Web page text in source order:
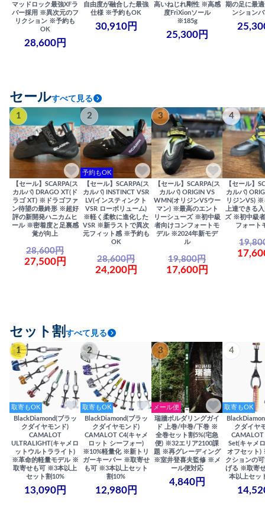
マッドロック最強XFラ
バー採用 ※異次元のフ
リクション ※予約も
OK
28,600円
自由度が融合した最強
仕様 ※予約もOK
30,910円
高いねじれ剛性 ※高感
度FriXionソール
※185g
25,300円
期の足に最
ンション
セールすべて見る
1
【セール】SCARPA(ス
カルパ) DRAGO XT(ド
ラゴ XT) ※ドラゴファ
ン待望の最終形 ※超好
評の新開発ハニカムヒ
ール ※密着度と足裏感
覚が向上
28,600円
27,500円
2
予約もOK
【セール】SCARPA(ス
カルパ) INSTINCT VSR
LV(インスティンクト
VSR ローボリューム)
※軽く柔軟に進化した
VSR ※新ラストで異次
元フィット感 ※予約も
OK
28,600円
24,200円
3
【セール】SCARPA(ス
カルパ) ORIGIN VS
WMN(オリジンVSウー
マン) ※最高のエント
リーシューズ ※初中級
者向けコンフォートモ
デル ※2024年新モデ
ル
19,800円
17,600円
4
【セール】
カルパ)
リジンVS) ※
上達できる
ズ ※初中級
フォート
セット割 すべて見る
1
取寄もOK
BlackDiamond(ブラッ
クダイヤモンド)
CAMALOT
ULTRALIGHT(キャメロ
ットウルトラライト)
※革命的軽量モデル ※
取寄せも可 ※3本以上
セット割10%
13,090円
2
取寄もOK
BlackDiamond(ブラッ
クダイヤモンド)
CAMALOT C4(キャメ
ロット シーフォー)
※10%軽量化 ※新トリ
ガーキーパー ※取寄せ
も可 ※3本以上セット
割10%
12,980円
3
メール便
瑞牆ボルダリングガイ
ド 上巻/中巻/下巻 ※
全巻セット割5%(宅急
便) ※32エリア2100課
題 ※再グレーディング
※室井登喜夫監修 ※メ
ール便対応
4,840円
4
取寄もOK
クダイヤ
Set(キャメ
オフセット)
クションの
げる ※取寄
本以上セッ